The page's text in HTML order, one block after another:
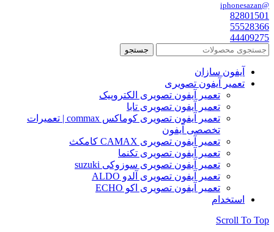
@iphonesazan
82801501
55528366
44409275
جستجو
آیفون سازان
تعمیر آیفون تصویری
تعمیر آیفون تصویری الکتروپیک
تعمیر آیفون تصویری تابا
تعمیر آیفون تصویری کوماکس commax | تعمیرات
تخصصی آیفون
تعمیر آیفون تصویری CAMAX کامکث
تعمیر آیفون تصویری تکنما
تعمیر آیفون تصویری سوزوکی suzuki
تعمیر آیفون تصویری آلدو ALDO
تعمیر آیفون تصویری اکو ECHO
استخدام
Scroll To Top